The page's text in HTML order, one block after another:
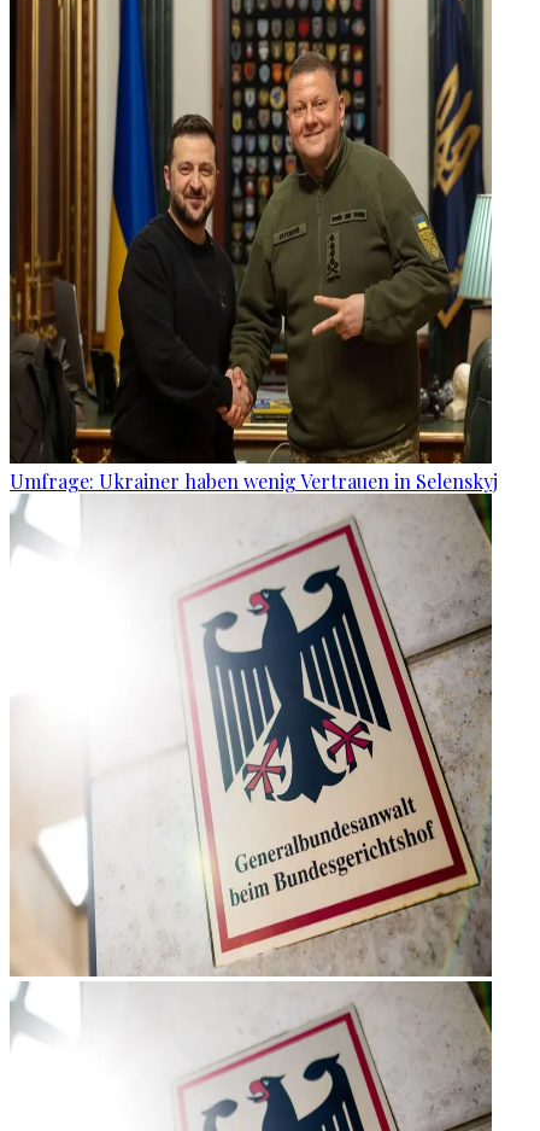
Umfrage: Ukrainer haben wenig Vertrauen in Selenskyj